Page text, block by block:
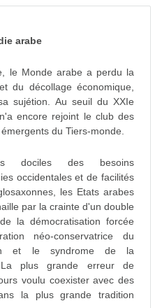
arabe
le Monde arabe a perdu la
du décollage économique,
sujétion. Au seuil du XXIe
encore rejoint le club des
du Tiers-monde.
dociles des besoins
occidentales et de facilités
les Etats arabes
par la crainte d'un double
la démocratisation forcée
néo-conservatrice du
et le syndrome de la
La plus grande erreur de
voulu coexister avec des
la plus grande tradition